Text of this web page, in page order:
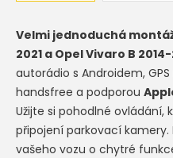
Velmi jednoduchá
2021 a Opel Vivaro B 2014-
autorádio s Androidem,
handsfree a podporou
Užijte si pohodlné ovládání,
připojení parkovací
vašeho vozu o chytré